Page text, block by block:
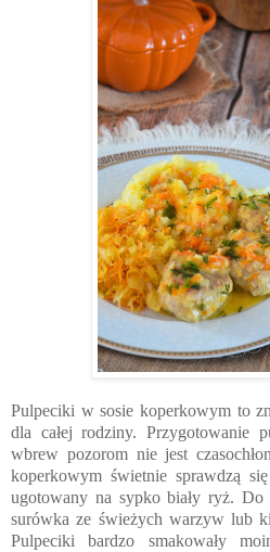
Pulpeciki w sosie koperkowym to
dla całej rodziny. Przygotowanie
wbrew pozorom nie jest
koperkowym świetnie sprawdzą
ugotowany na sypko biały ryż.
surówka ze świeżych warzyw lub
Pulpeciki bardzo smakowały